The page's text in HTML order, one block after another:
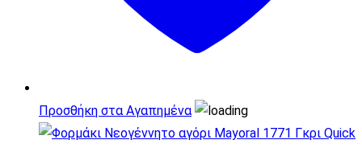
στη
Προσθήκη στα Αγαπημένα
Quick